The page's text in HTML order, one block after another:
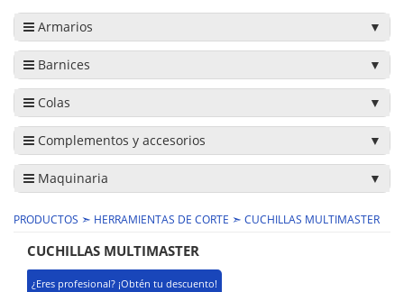
Armarios
Barnices
Colas
Complementos y accesorios
Maquinaria
PRODUCTOS ➣ HERRAMIENTAS DE CORTE ➣ CUCHILLAS MULTIMASTER
CUCHILLAS MULTIMASTER
¿Eres profesional? ¡Obtén tu descuento!